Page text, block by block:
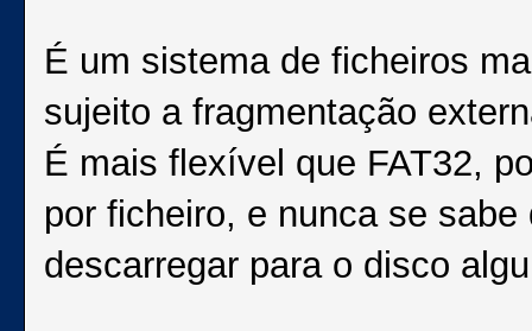
É um sistema de ficheiros
sujeito a fragmentação
É mais flexível que FAT32,
por ficheiro, e nunca se
descarregar para o disco